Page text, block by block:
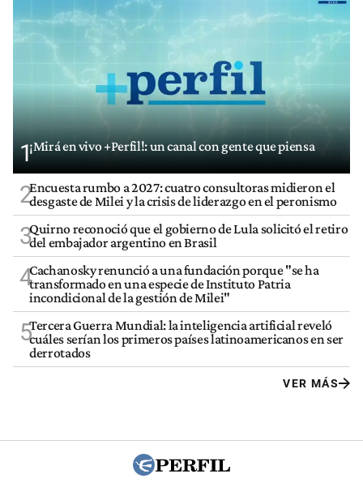
1¡Mirá en vivo +Perfil!: un canal con gente que piensa
2Encuesta rumbo a 2027: cuatro consultoras midieron el
desgaste de Milei y la crisis de liderazgo en el peronismo
3Quirno reconoció que el gobierno de Lula solicitó el retiro
del embajador argentino en Brasil
4Cachanosky renunció a una fundación porque "se ha
transformado en una especie de Instituto Patria
incondicional de la gestión de Milei"
5Tercera Guerra Mundial: la inteligencia artificial reveló
cuáles serían los primeros países latinoamericanos en ser
derrotados
VER MÁS